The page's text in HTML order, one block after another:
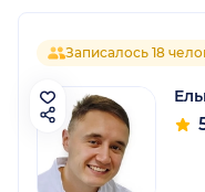
Записалось 18